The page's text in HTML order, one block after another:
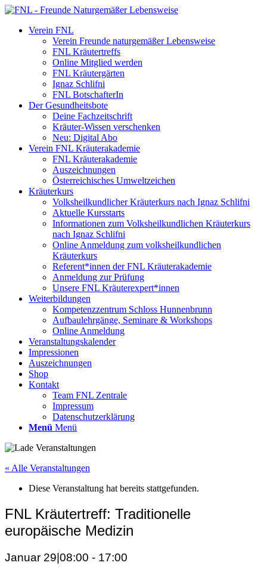
Verein FNL
Verein Freunde naturgemäßer Lebensweise
FNL Kräutertreffs
Online Mitglied werden
FNL Kräutergärten
Ignaz Schlifni
FNL BotschafterIn
Der Gesundheitsbote
Deine Fachzeitschrift
Kräuter-Wissen verschenken
Neu: Digital Abo
Verein FNL Kräuterakademie
FNL Kräuterakademie
Auszeichnungen
Österreichisches Umweltzeichen
Kräuterkurs
Volksheilkundlicher Kräuterkurs nach Ignaz Schlifni
Aktuelle Kursstarts
Informationen zum Volksheilkundlichen Kräuterkurs
nach Ignaz Schlifni
Online Anmeldung zum volksheilkundlichen
Kräuterkurs
Referent*innen der FNL Kräuterakademie
Anmeldung zur Prüfung
Unsere FNL Kräuterexpert*innen
Weiterbildungen
Kompetenzzentrum Schloss Hunnenbrunn
Aufbaulehrgänge, Seminare & Workshops
Online Anmeldung
Veranstaltungskalender
Impressionen
Auszeichnungen
Shop
Kontakt
Team FNL Zentrale
Impressum
Datenschutzerklärung
Menü Menü
« Alle Veranstaltungen
Diese Veranstaltung hat bereits stattgefunden.
FNL Kräutertreff: Traditionelle
europäische Medizin
Januar 29|08:00 - 17:00